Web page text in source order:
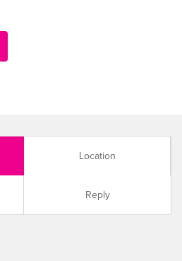
Location
Reply